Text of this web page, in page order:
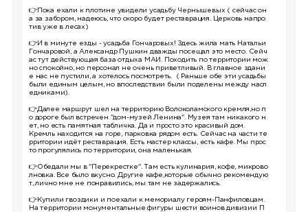
👉Пока ехали к плотине увидели усадьбу Чернышевых ( сейчас он
а за забором, надеюсь, что скоро будет реставрация. Церковь напро
тив уже в лесах)
👉И в минуте езды - усадьба Гончаровых! Здесь жила мать Натальи
Гончаровой, а Александр Пушкин дважды посещал это место. Сейч
ас тут действующая база отдыха МАИ. Походить по территории мож
но спокойно, но персонал не очень приветливый. В главное здани
е нас не пустили, а хотелось посмотреть. ( Раньше обе эти усадьбы
были единым целым, но впоследствии были поделены между насл
едниками).
👉Далее маршрут шел на территорию Волоколамского кремля,но п
о дороге был встречен "дом-музей Ленина". Музея там никакого н
ет, но есть памятная табличка. Да и просто это красивый дом.
Кремль находится на горе, парковка рядом есть. Сейчас на части те
рритории идёт реставрация. Есть мастер классы, есть кафе. Мы прос
то прогулялись по территории, она маленькая.
👉Обедали мы в "Перекрестке". Там есть кулинария, кофе, микрово
лновка. Все было вкусно. Другие кафе,которые обычно рекомендую
т, лично мне не понравились, мы там не задержались.
👉Купили гвоздики и поехали к мемориалу героям-Панфиловцам.
На территории монументальные фигуры шести воинов дивизии П